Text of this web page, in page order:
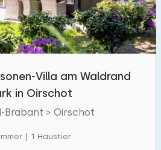
Villa am Waldrand
in Oirschot
Brabant > Oirschot
| 1 Haustier